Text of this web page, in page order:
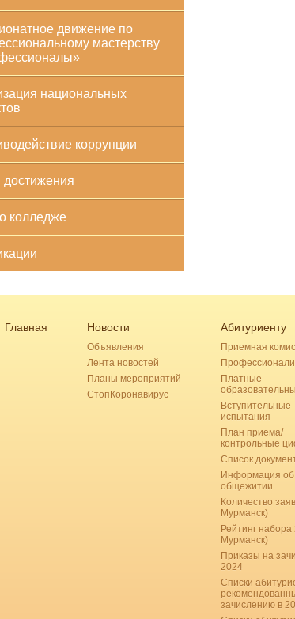
движение по
мастерству
национальных
коррупции
колледже
Главная Новости
Объявления
Лента новостей
Планы мероприятий
СтопКоронавирус
Абитуриенту
Приемная
Платные
Вступительные
испытания
План приема/
контрольные
Список
Информация об
общежитии
Количество
Мурманск)
Рейтинг набора
Мурманск)
Приказы на
2024
Списки
зачислению в